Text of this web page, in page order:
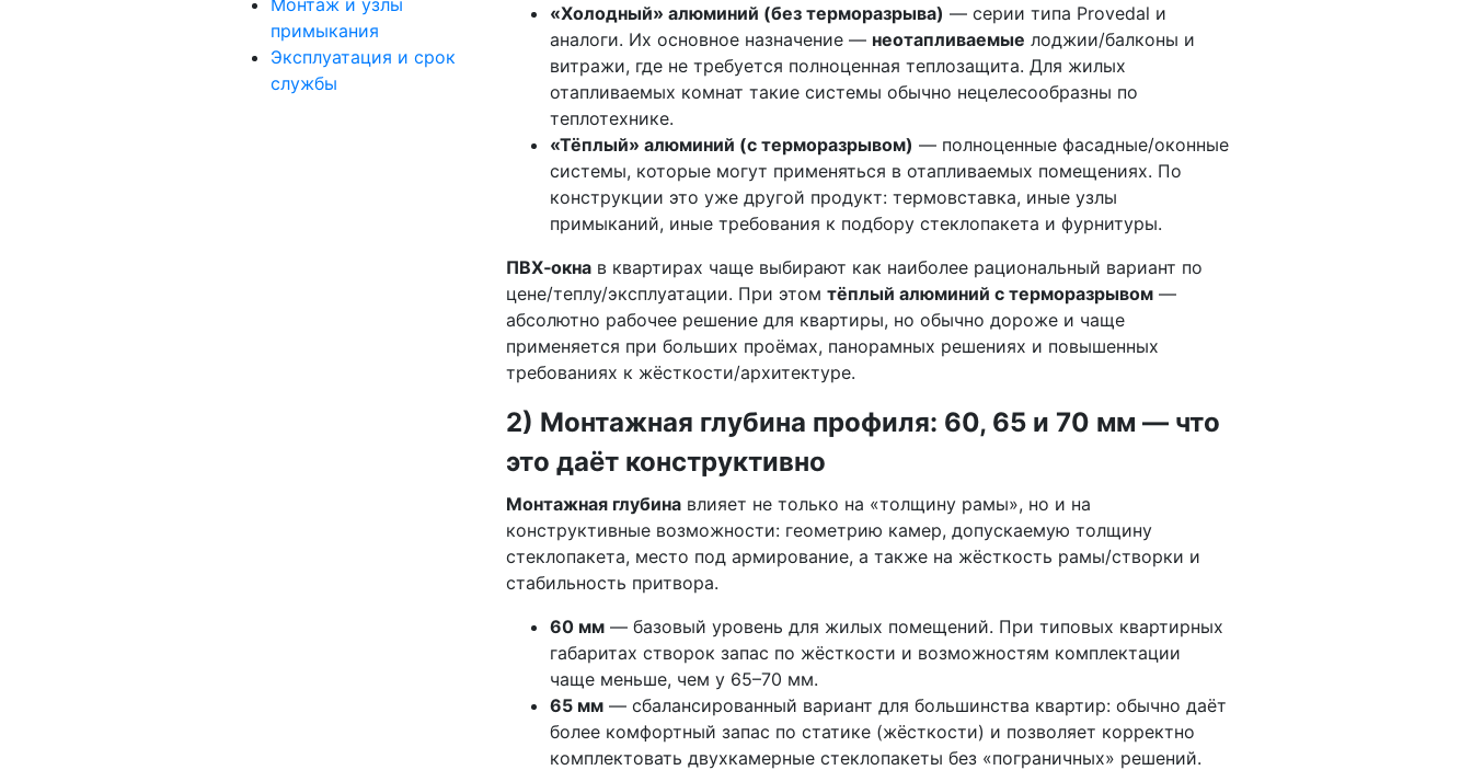
«Холодный» алюминий (без терморазрыва) — серии типа Provedal и
аналоги. Их основное назначение — неотапливаемые лоджии/балконы и
витражи, где не требуется полноценная теплозащита. Для жилых
отапливаемых комнат такие системы обычно нецелесообразны по
теплотехнике.
«Тёплый» алюминий (с терморазрывом) — полноценные фасадные/оконные
системы, которые могут применяться в отапливаемых помещениях. По
конструкции это уже другой продукт: термовставка, иные узлы
примыканий, иные требования к подбору стеклопакета и фурнитуры.
ПВХ‑окна в квартирах чаще выбирают как наиболее рациональный вариант по
цене/теплу/эксплуатации. При этом тёплый алюминий с терморазрывом —
абсолютно рабочее решение для квартиры, но обычно дороже и чаще
применяется при больших проёмах, панорамных решениях и повышенных
требованиях к жёсткости/архитектуре.
2) Монтажная глубина профиля: 60, 65 и 70 мм — что
это даёт конструктивно
Монтажная глубина влияет не только на «толщину рамы», но и на
конструктивные возможности: геометрию камер, допускаемую толщину
стеклопакета, место под армирование, а также на жёсткость рамы/створки и
стабильность притвора.
60 мм — базовый уровень для жилых помещений. При типовых квартирных
габаритах створок запас по жёсткости и возможностям комплектации
чаще меньше, чем у 65–70 мм.
65 мм — сбалансированный вариант для большинства квартир: обычно даёт
более комфортный запас по статике (жёсткости) и позволяет корректно
комплектовать двухкамерные стеклопакеты без «пограничных» решений.
Монтаж и узлы
примыкания
Эксплуатация и срок
службы